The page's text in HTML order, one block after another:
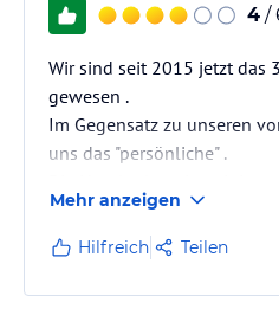
4 /
Wir sind seit 2015 jetzt das
gewesen .
Im Gegensatz zu unseren
uns das "persönliche" .
Deluxe und Sirena ) unserer
geworden . Diese Größe
täglichen Stromausfälle
immer nur knappe 2-3
Mehr anzeigen
Hilfreich Teilen